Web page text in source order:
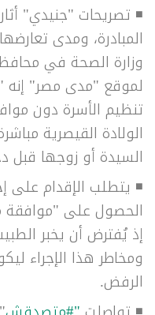
◾ تصريحات "جنيدي"
المبادرة، ومدى
وزارة الصحة في
لموقع "مدى مصر" إنه
تنظيم الأسرة دون
الولادة القيصرية
السيدة أو زوجها قبل
◾ يتطلب الإقدام على
الحصول على "موافقة
إذ يُفترض أن يخبر
ومخاطر هذا الإجراء
الرفض.